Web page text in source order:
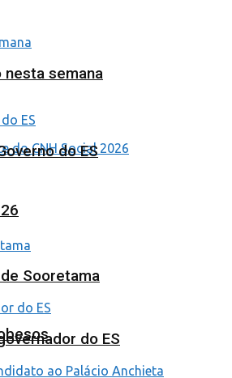
nesta semana
do ES
Sooretama
do ES